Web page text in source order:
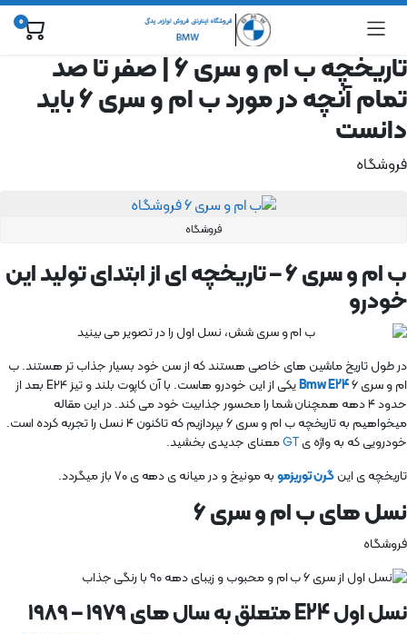
0
تاریخچه ب ام و سری ۶ | صفر تا صد
تمام آنچه در مورد ب ام و سری ۶ باید
دانست
فروشگاه
فروشگاه
ب ام و سری ۶ – تاریخچه ای از ابتدای تولید این
خودرو
در طول تاریخ ماشین های خاصی هستند که از سن خود بسیار جذاب تر هستند. ب
ام و سری ۶
Bmw E24
یکی از این خودرو هاست. با آن کاپوت بلند و تیز E24 بعد از
حدود ۴ دهه همچنان شما را محسور جذابیت خود می کند. در این مقاله
میخواهیم به تاریخچه ب ام و سری ۶ بپردازیم که تاکنون ۴ نسل را تجربه کرده است.
خودرویی که به واژه یGTمعنای جدیدی بخشید.
تاریخچه ی اینگرن توریزموبه مونیخ و در میانه ی دهه ی ۷۰ باز میگردد.
نسل های ب ام و سری ۶
فروشگاه
نسل اول E24 متعلق به سال های ۱۹۷۹ – ۱۹۸۹